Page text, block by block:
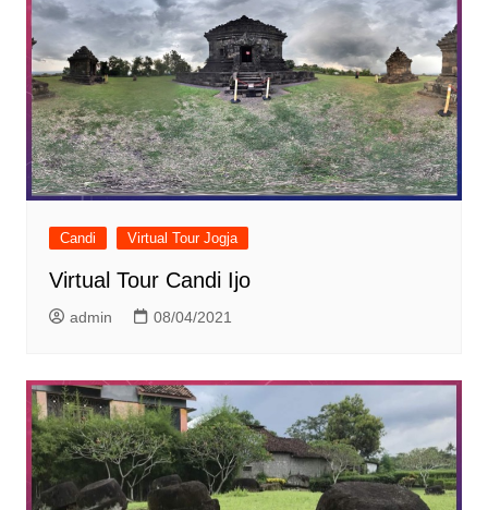
Candi Virtual Tour Jogja
Virtual Tour Candi Ijo
admin 08/04/2021